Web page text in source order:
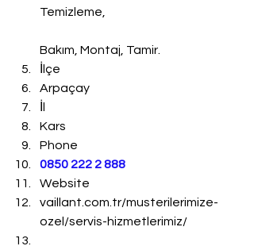
Temizleme,
Bakım, Montaj, Tamir.
İlçe
Arpaçay
Kars
Phone
0850 222 2 888
Website
vaillant.com.tr/musterilerimize-
ozel/servis-hizmetlerimiz/